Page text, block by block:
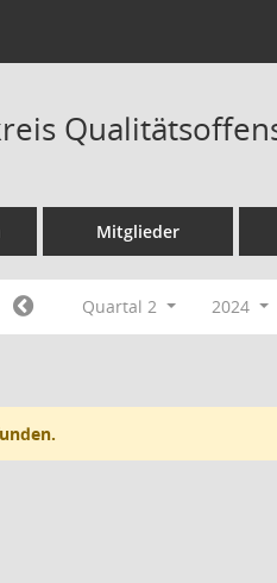
Mitglieder
Quartal 2 2024